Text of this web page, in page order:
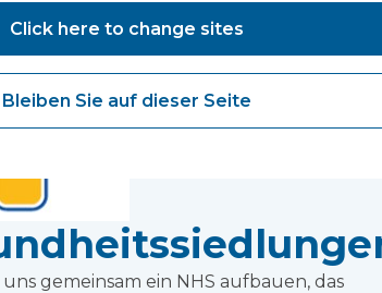
uns gemeinsam ein NHS aufbauen, das
Click here to change sites
Bleiben Sie auf dieser Seite